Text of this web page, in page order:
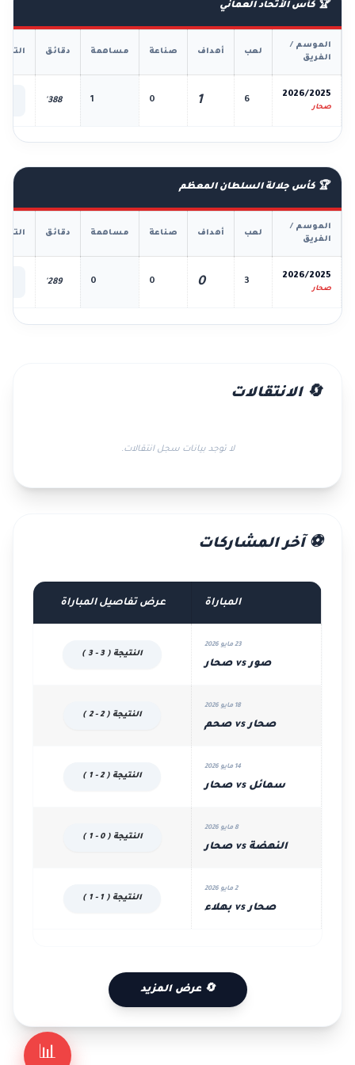
📊
🏆 كأس الأتحاد العماني
الموسم /
الفريق
لعب أهداف صناعة مساهمة دقائق
2026/2025
صحار
6
1
0
1
388'
🏆 كأس جلالة السلطان المعظم
الموسم /
الفريق
لعب أهداف صناعة مساهمة دقائق
2026/2025
صحار
3
0
0
0
289'
🔄 الانتقالات
لا توجد بيانات سجل انتقالات.
⚽ آخر المشاركات
المباراة عرض تفاصيل المباراة
23 مايو 2026
صور vs صحار
النتيجة ( 3 - 3 )
18 مايو 2026
صحار vs صحم
النتيجة ( 2 - 2 )
14 مايو 2026
سمائل vs صحار
النتيجة ( 2 - 1 )
8 مايو 2026
النهضة vs صحار
النتيجة ( 0 - 1 )
2 مايو 2026
صحار vs بهلاء
النتيجة ( 1 - 1 )
🔄 عرض المزيد